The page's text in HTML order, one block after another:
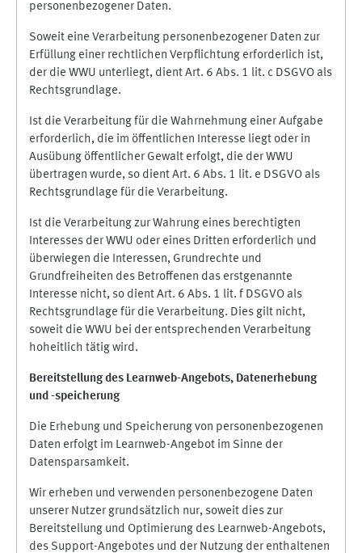
personenbezogener Daten.
Soweit eine Verarbeitung personenbezogener Daten zur
Erfüllung einer rechtlichen Verpflichtung erforderlich ist,
der die WWU unterliegt, dient Art. 6 Abs. 1 lit. c DSGVO als
Rechtsgrundlage.
Ist die Verarbeitung für die Wahrnehmung einer Aufgabe
erforderlich, die im öffentlichen Interesse liegt oder in
Ausübung öffentlicher Gewalt erfolgt, die der WWU
übertragen wurde, so dient Art. 6 Abs. 1 lit. e DSGVO als
Rechtsgrundlage für die Verarbeitung.
Ist die Verarbeitung zur Wahrung eines berechtigten
Interesses der WWU oder eines Dritten erforderlich und
überwiegen die Interessen, Grundrechte und
Grundfreiheiten des Betroffenen das erstgenannte
Interesse nicht, so dient Art. 6 Abs. 1 lit. f DSGVO als
Rechtsgrundlage für die Verarbeitung. Dies gilt nicht,
soweit die WWU bei der entsprechenden Verarbeitung
hoheitlich tätig wird.
Bereitstellung des Learnweb-Angebots, Datenerhebung
und -speicherung
Die Erhebung und Speicherung von personenbezogenen
Daten erfolgt im Learnweb-Angebot im Sinne der
Datensparsamkeit.
Wir erheben und verwenden personenbezogene Daten
unserer Nutzer grundsätzlich nur, soweit dies zur
Bereitstellung und Optimierung des Learnweb-Angebots,
des Support-Angebotes und der Nutzung der enthaltenen